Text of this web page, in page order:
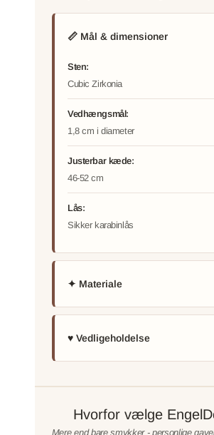
📏 Mål & dimensioner
Sten:
Cubic Zirkonia
Vedhængsmål:
1,8 cm i diameter
Justerbar kæde:
46-52 cm
Lås:
Sikker karabinlås
✦ Materiale
♥ Vedligeholdelse
Hvorfor vælge
Mere end bare smykker - personlige